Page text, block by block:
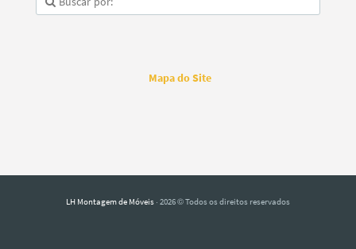
Mapa do Site
LH Montagem de Móveis · 2026 © Todos os direitos reservados